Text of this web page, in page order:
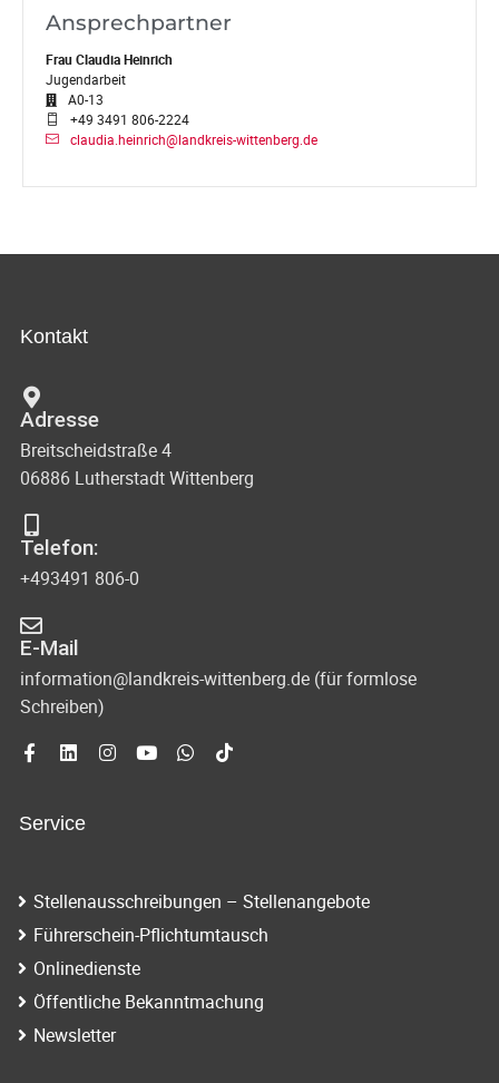
Ansprechpartner
Frau Claudia Heinrich
Jugendarbeit
A0-13
+49 3491 806-2224
claudia.heinrich@landkreis-wittenberg.de
Kontakt
Adresse
Breitscheidstraße 4
06886 Lutherstadt Wittenberg
Telefon:
+493491 806-0
E-Mail
information@landkreis-wittenberg.de (für formlose
Schreiben)
Service
Stellenausschreibungen – Stellenangebote
Führerschein-Pflichtumtausch
Onlinedienste
Öffentliche Bekanntmachung
Newsletter